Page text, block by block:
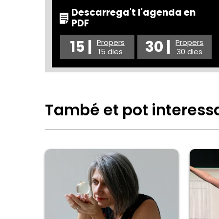
Descarrega't l'agenda en
PDF
15 | Propers
15 dies
30 | Propers
30 dies
També et pot